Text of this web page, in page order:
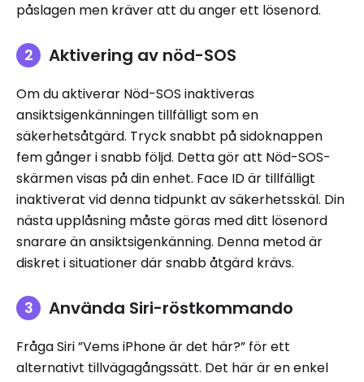
påslagen men kräver att du anger ett lösenord.
Aktivering av nöd-SOS
Om du aktiverar Nöd-SOS inaktiveras
ansiktsigenkänningen tillfälligt som en
säkerhetsåtgärd. Tryck snabbt på sidoknappen
fem gånger i snabb följd. Detta gör att Nöd-SOS-
skärmen visas på din enhet. Face ID är tillfälligt
inaktiverat vid denna tidpunkt av säkerhetsskäl. Din
nästa upplåsning måste göras med ditt lösenord
snarare än ansiktsigenkänning. Denna metod är
diskret i situationer där snabb åtgärd krävs.
Använda Siri-röstkommando
Fråga Siri ”Vems iPhone är det här?” för ett
alternativt tillvägagångssätt. Det här är en enkel